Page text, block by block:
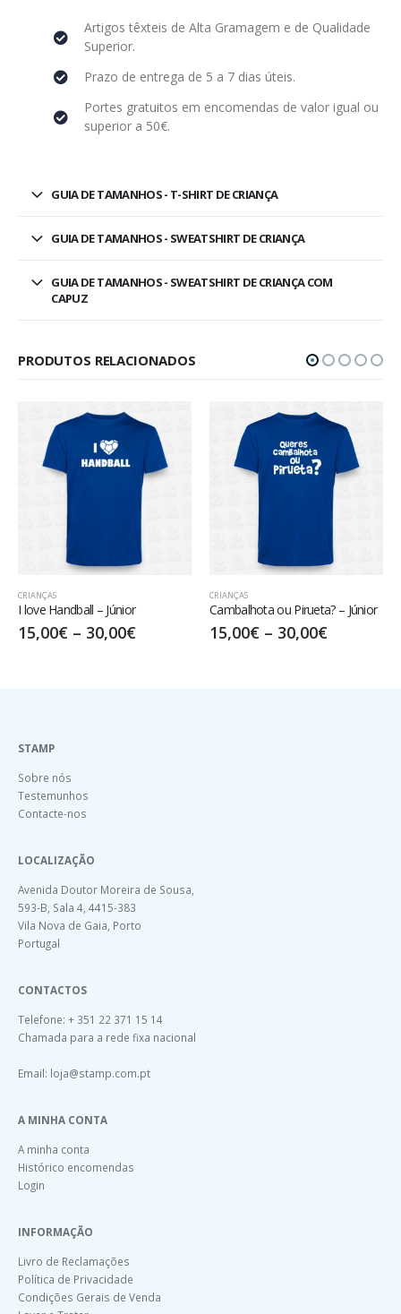
Artigos têxteis de Alta Gramagem e de Qualidade
Superior.
Prazo de entrega de 5 a 7 dias úteis.
Portes gratuitos em encomendas de valor igual ou
superior a 50€.
GUIA DE TAMANHOS - T-SHIRT DE CRIANÇA
GUIA DE TAMANHOS - SWEATSHIRT DE CRIANÇA
GUIA DE TAMANHOS - SWEATSHIRT DE CRIANÇA COM
CAPUZ
PRODUTOS RELACIONADOS
CRIANÇAS
I love Handball – Júnior
15,00€ – 30,00€
CRIANÇAS
Cambalhota ou Pirueta? – Júnior
15,00€ – 30,00€
STAMP
Sobre nós
Testemunhos
Contacte-nos
LOCALIZAÇÃO
Avenida Doutor Moreira de Sousa,
593-B, Sala 4, 4415-383
Vila Nova de Gaia, Porto
Portugal
CONTACTOS
Telefone: + 351 22 371 15 14
Chamada para a rede fixa nacional
Email: loja@stamp.com.pt
A MINHA CONTA
A minha conta
Histórico encomendas
Login
INFORMAÇÃO
Livro de Reclamações
Política de Privacidade
Condições Gerais de Venda